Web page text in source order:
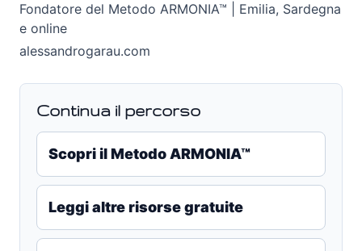
Fondatore del Metodo ARMONIA™ | Emilia, Sardegna
e online
alessandrogarau.com
Continua il percorso
Scopri il Metodo ARMONIA™
Leggi altre risorse gratuite